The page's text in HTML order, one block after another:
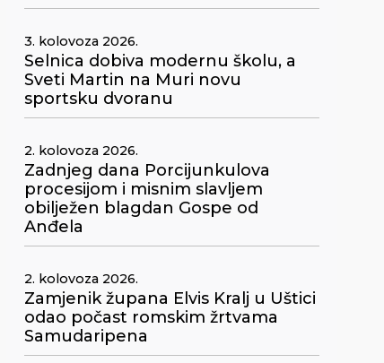
3. kolovoza 2026.
Selnica dobiva modernu školu, a
Sveti Martin na Muri novu
sportsku dvoranu
2. kolovoza 2026.
Zadnjeg dana Porcijunkulova
procesijom i misnim slavljem
obilježen blagdan Gospe od
Anđela
2. kolovoza 2026.
Zamjenik župana Elvis Kralj u Uštici
odao počast romskim žrtvama
Samudaripena